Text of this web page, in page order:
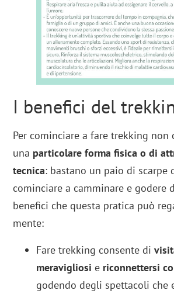
I benefici del
Per cominciare a fare trekking non
una particolare forma fisica o di
tecnica: bastano un paio di scarpe
cominciare a camminare e godere
benefici che questa pratica può
mente:
Fare trekking consente di
meravigliosi e riconnettersi
godendo degli spettacoli che